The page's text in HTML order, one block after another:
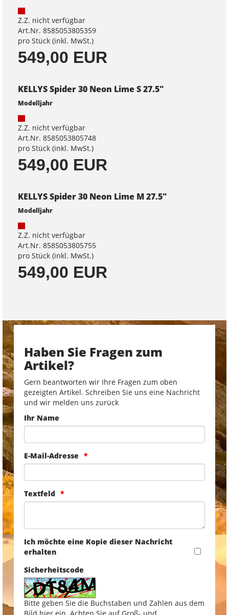
Z.Z. nicht verfügbar
Art.Nr. 8585053805359
pro Stück (inkl. MwSt.)
549,00 EUR
KELLYS Spider 30 Neon Lime S 27.5"
Modelljahr
Z.Z. nicht verfügbar
Art.Nr. 8585053805748
pro Stück (inkl. MwSt.)
549,00 EUR
KELLYS Spider 30 Neon Lime M 27.5"
Modelljahr
Z.Z. nicht verfügbar
Art.Nr. 8585053805755
pro Stück (inkl. MwSt.)
549,00 EUR
Haben Sie Fragen zum
Artikel?
Gern beantworten wir Ihre Fragen zum oben
gezeigten Artikel. Schreiben Sie uns eine Nachricht
und wir melden uns zurück
Ihr Name
E-Mail-Adresse
Textfeld
Ich möchte eine Kopie dieser Nachricht
erhalten
Sicherheitscode
Bitte geben Sie die Buchstaben und Zahlen aus dem